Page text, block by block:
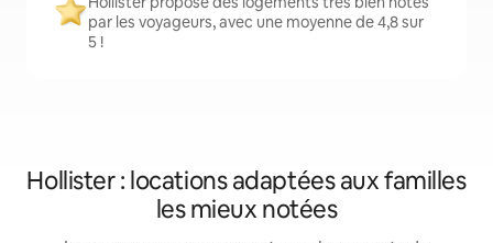
par les voyageurs, avec une moyenne de 4,8 sur
5 !
Hollister : locations adaptées aux familles
les mieux notées